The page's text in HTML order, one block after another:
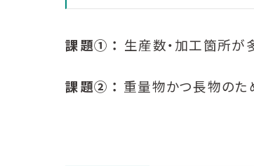
課題① ： 生産数・加工箇所が
課題② ： 重量物かつ長物のた